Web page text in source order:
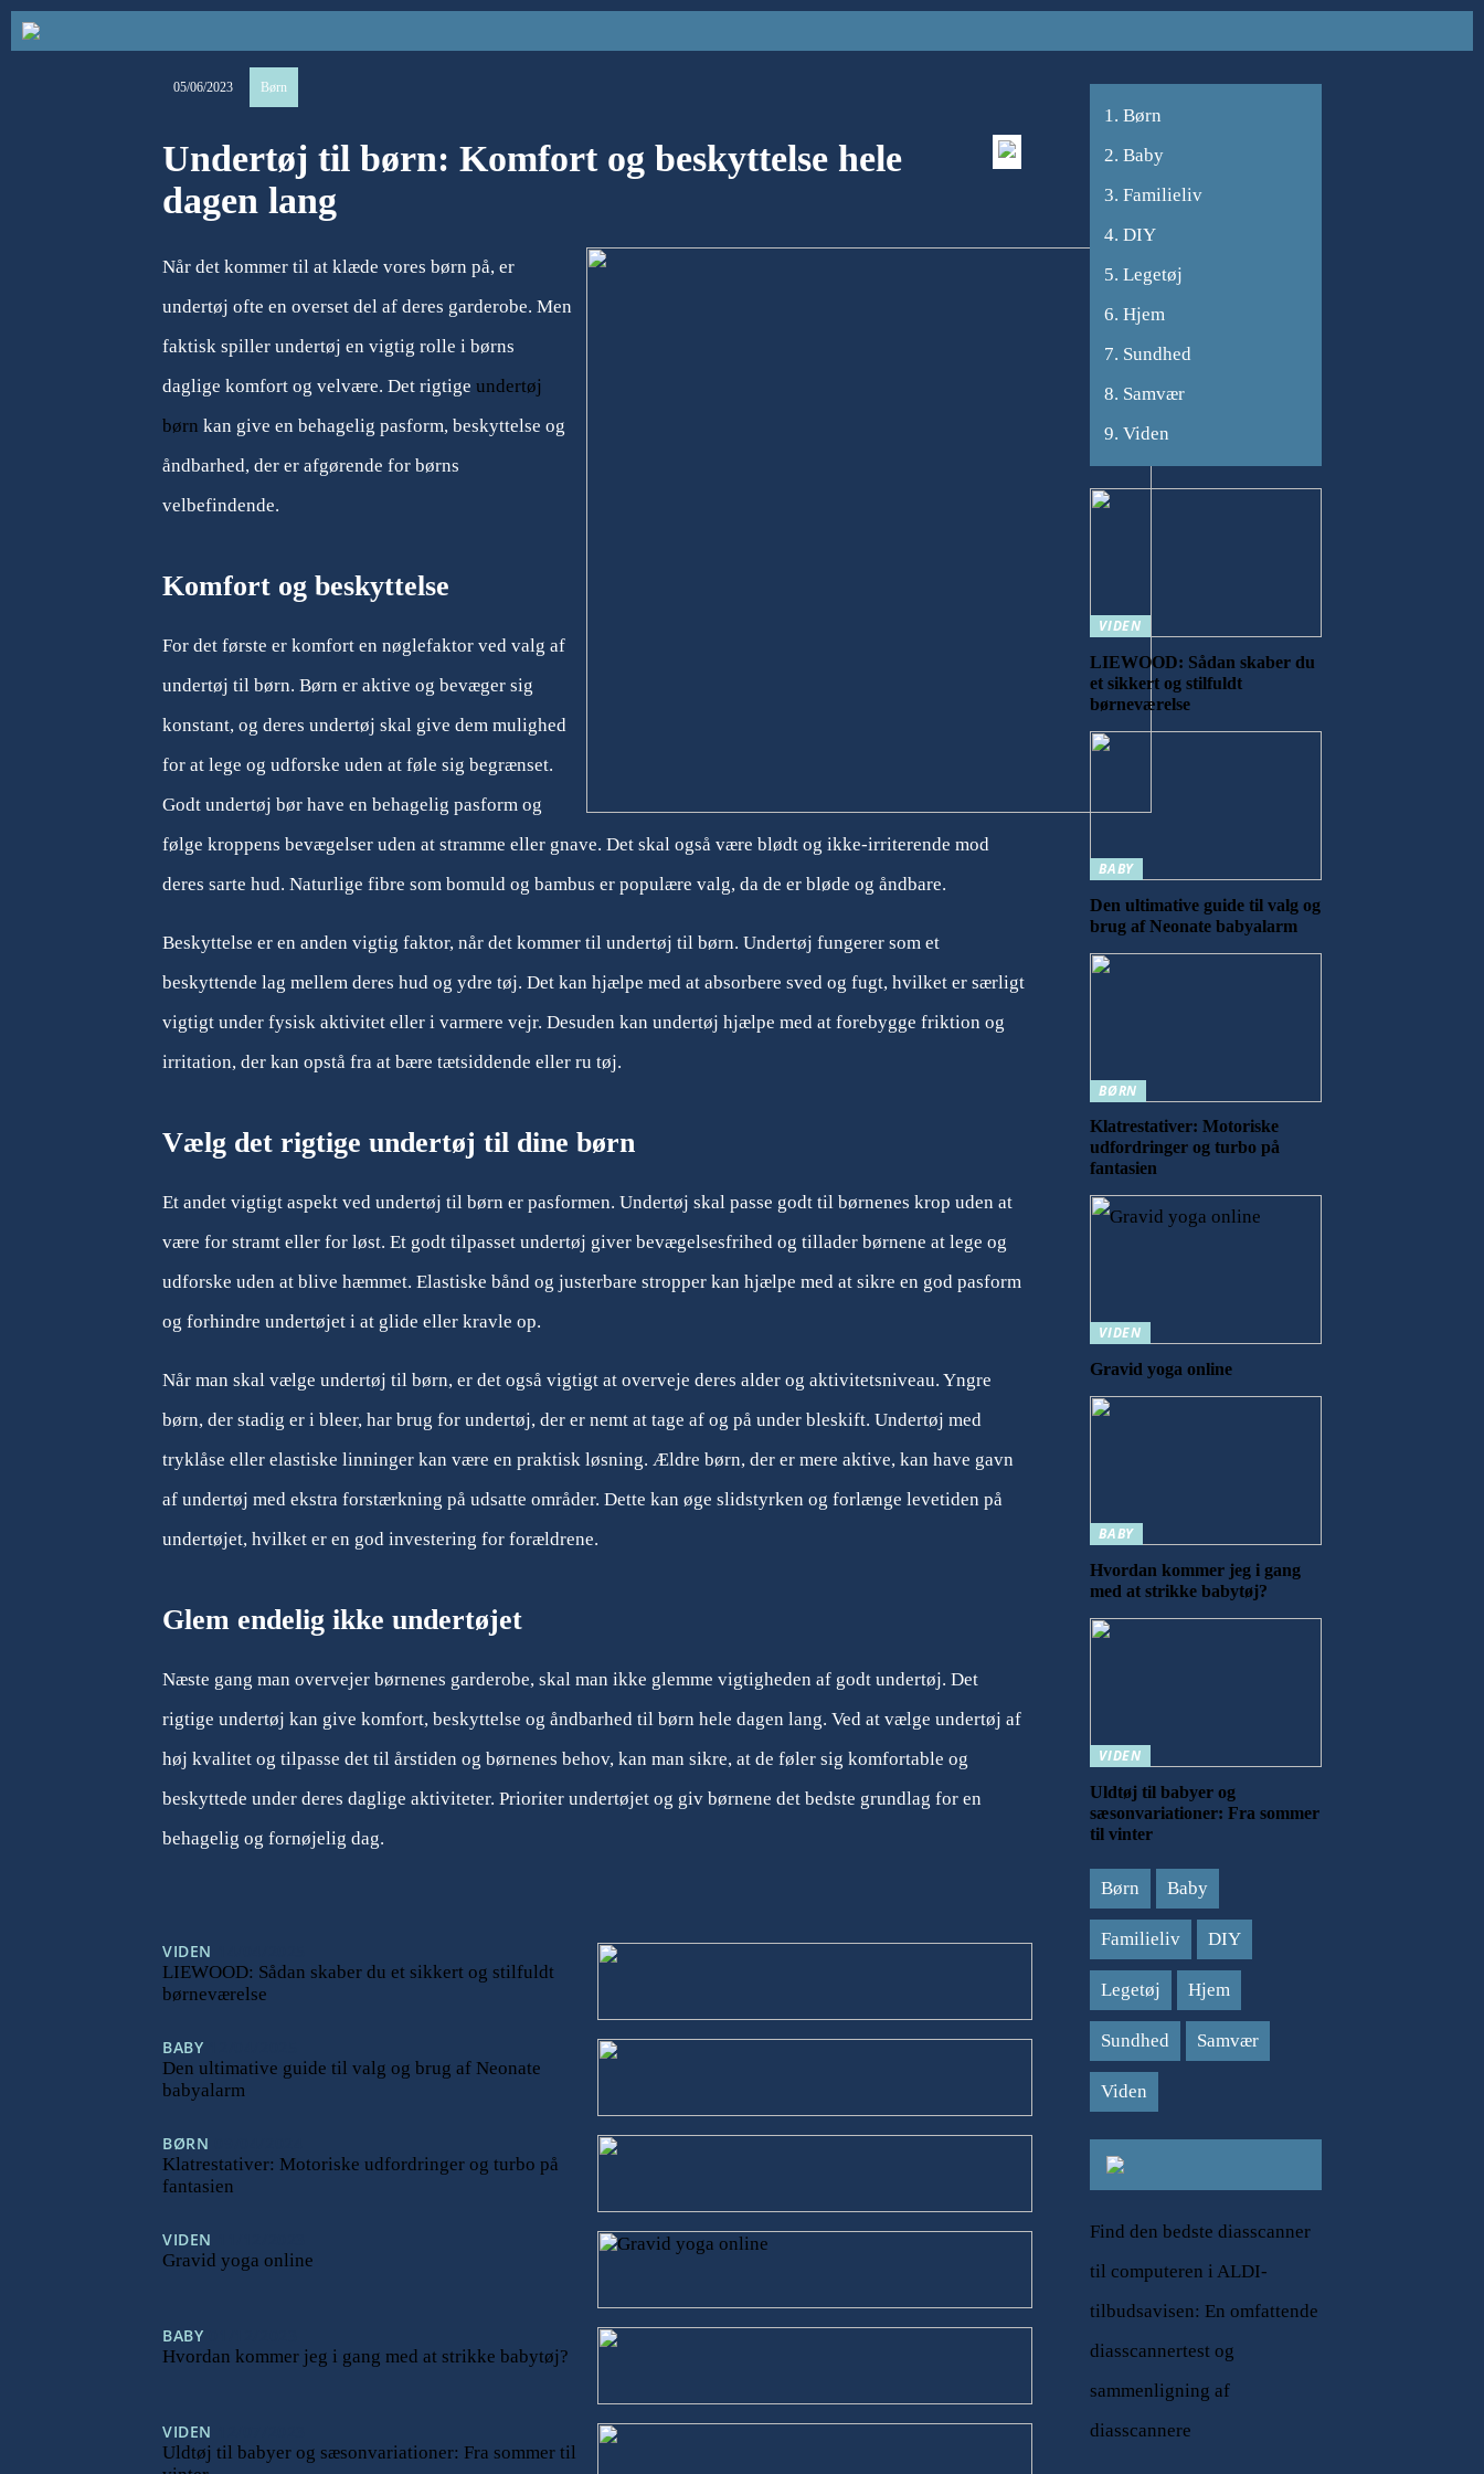
05/06/2023 Børn
Undertøj til børn: Komfort og beskyttelse hele
dagen lang
Når det kommer til at klæde vores børn på, er
undertøj ofte en overset del af deres garderobe. Men
faktisk spiller undertøj en vigtig rolle i børns
daglige komfort og velvære. Det rigtige undertøj
børn kan give en behagelig pasform, beskyttelse og
åndbarhed, der er afgørende for børns
velbefindende.
Komfort og beskyttelse
For det første er komfort en nøglefaktor ved valg af
undertøj til børn. Børn er aktive og bevæger sig
konstant, og deres undertøj skal give dem mulighed
for at lege og udforske uden at føle sig begrænset.
Godt undertøj bør have en behagelig pasform og
følge kroppens bevægelser uden at stramme eller gnave. Det skal også være blødt og ikke-irriterende mod
deres sarte hud. Naturlige fibre som bomuld og bambus er populære valg, da de er bløde og åndbare.
Beskyttelse er en anden vigtig faktor, når det kommer til undertøj til børn. Undertøj fungerer som et
beskyttende lag mellem deres hud og ydre tøj. Det kan hjælpe med at absorbere sved og fugt, hvilket er særligt
vigtigt under fysisk aktivitet eller i varmere vejr. Desuden kan undertøj hjælpe med at forebygge friktion og
irritation, der kan opstå fra at bære tætsiddende eller ru tøj.
Vælg det rigtige undertøj til dine børn
Et andet vigtigt aspekt ved undertøj til børn er pasformen. Undertøj skal passe godt til børnenes krop uden at
være for stramt eller for løst. Et godt tilpasset undertøj giver bevægelsesfrihed og tillader børnene at lege og
udforske uden at blive hæmmet. Elastiske bånd og justerbare stropper kan hjælpe med at sikre en god pasform
og forhindre undertøjet i at glide eller kravle op.
Når man skal vælge undertøj til børn, er det også vigtigt at overveje deres alder og aktivitetsniveau. Yngre
børn, der stadig er i bleer, har brug for undertøj, der er nemt at tage af og på under bleskift. Undertøj med
tryklåse eller elastiske linninger kan være en praktisk løsning. Ældre børn, der er mere aktive, kan have gavn
af undertøj med ekstra forstærkning på udsatte områder. Dette kan øge slidstyrken og forlænge levetiden på
undertøjet, hvilket er en god investering for forældrene.
Glem endelig ikke undertøjet
Næste gang man overvejer børnenes garderobe, skal man ikke glemme vigtigheden af godt undertøj. Det
rigtige undertøj kan give komfort, beskyttelse og åndbarhed til børn hele dagen lang. Ved at vælge undertøj af
høj kvalitet og tilpasse det til årstiden og børnenes behov, kan man sikre, at de føler sig komfortable og
beskyttede under deres daglige aktiviteter. Prioriter undertøjet og giv børnene det bedste grundlag for en
behagelig og fornøjelig dag.
VIDEN
LIEWOOD: Sådan skaber du et sikkert og stilfuldt
børneværelse
BABY
Den ultimative guide til valg og brug af Neonate
babyalarm
BØRN
Klatrestativer: Motoriske udfordringer og turbo på
fantasien
VIDEN
Gravid yoga online
BABY
Hvordan kommer jeg i gang med at strikke babytøj?
VIDEN
Uldtøj til babyer og sæsonvariationer: Fra sommer til
Børn
Baby
Familieliv
DIY
Legetøj
Hjem
Sundhed
Samvær
Viden
VIDEN
LIEWOOD: Sådan skaber du
et sikkert og stilfuldt
børneværelse
BABY
Den ultimative guide til valg og
brug af Neonate babyalarm
BØRN
Klatrestativer: Motoriske
udfordringer og turbo på
fantasien
VIDEN
Gravid yoga online
BABY
Hvordan kommer jeg i gang
med at strikke babytøj?
VIDEN
Uldtøj til babyer og
sæsonvariationer: Fra sommer
til vinter
Børn Baby
Familieliv DIY
Legetøj Hjem
Sundhed Samvær
Viden
Find den bedste diasscanner
til computeren i ALDI-
tilbudsavisen: En omfattende
diasscannertest og
sammenligning af
diasscannere